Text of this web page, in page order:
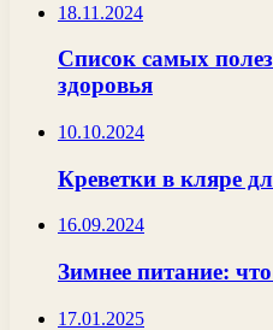
18.11.2024
Список самых
здоровья
10.10.2024
Креветки в кляре
16.09.2024
Зимнее питание:
17.01.2025